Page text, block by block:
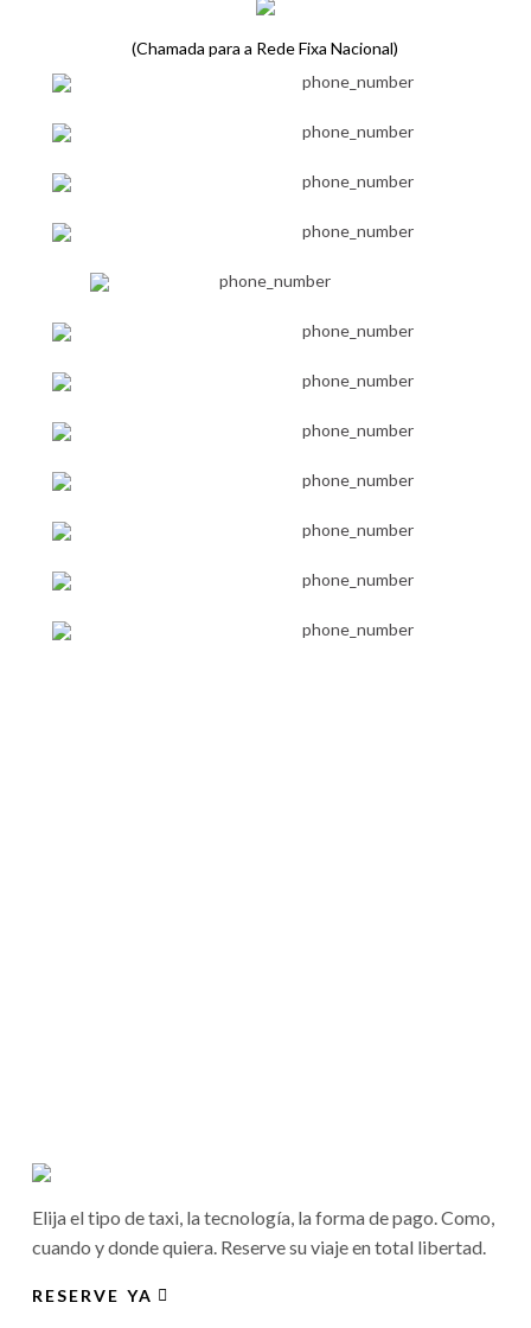
(Chamada para a Rede Fixa Nacional)
Elija el tipo de taxi, la tecnología, la forma de pago. Como,
cuando y donde quiera. Reserve su viaje en total libertad.
RESERVE YA